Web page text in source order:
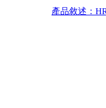
產品敘述：